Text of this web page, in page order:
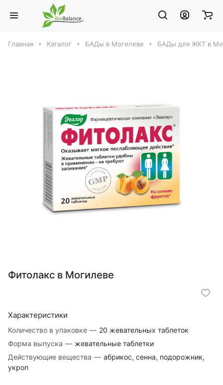
Главная Каталог БАДы в Могилеве БАДы для ЖКТ в
Фитолакс в Могилеве
Характеристики
Количество в упаковке — 20 жевательных таблеток
Форма выпуска — жевательные таблетки
Действующие вещества — абрикос, сенна, подорожник,
укроп